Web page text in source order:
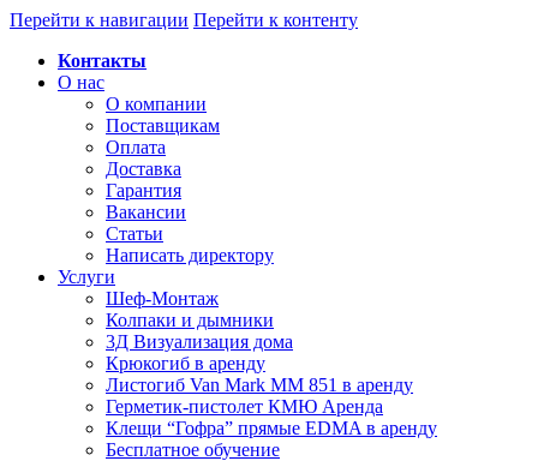
Перейти к навигации Перейти к контенту
Контакты
О нас
О компании
Поставщикам
Оплата
Доставка
Гарантия
Вакансии
Статьи
Написать директору
Услуги
Шеф-Монтаж
Колпаки и дымники
3Д Визуализация дома
Крюкогиб в аренду
Листогиб Van Mark MM 851 в аренду
Герметик-пистолет КМЮ Аренда
Клещи “Гофра” прямые EDMA в аренду
Бесплатное обучение